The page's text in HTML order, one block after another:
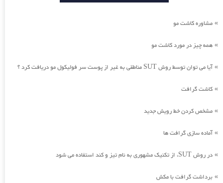
» مشاوره کاشت مو
» همه چیز در مورد کاشت مو
»آیا می توان توسط روش SUT مناطقی به غیر از پوست سر فولیکول مو دریافت کرد ؟
» کاشت گرافت
» مشخص کردن خط رویش جدید
»آماده سازی گرافت ها
» در روش SUT، از تکنیک مشهوری به نام تیز و کند استفاده می شود
» برداشت گرافت با مکش